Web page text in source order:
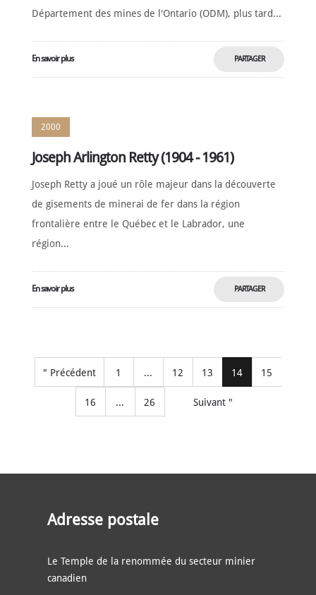
Département des mines de l'Ontario (ODM), plus tard...
En savoir plus PARTAGER
2000
Joseph Arlington Retty (1904 - 1961)
Joseph Retty a joué un rôle majeur dans la découverte
de gisements de minerai de fer dans la région
frontalière entre le Québec et le Labrador, une
région...
En savoir plus PARTAGER
" Précédent 1 ... 12 13 14 15
16 ... 26 Suivant "
Adresse postale
Le Temple de la renommée du secteur minier
canadien